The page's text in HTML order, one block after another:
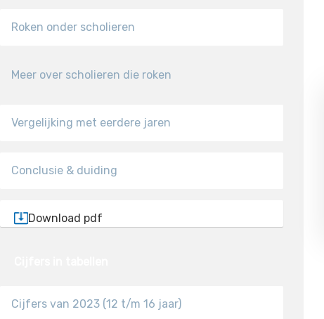
Roken onder scholieren
Meer over scholieren die roken
Vergelijking met eerdere jaren
Conclusie & duiding
Download pdf
Cijfers van 2023 (12 t/m 16 jaar)